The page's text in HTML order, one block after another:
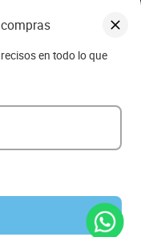
en todo lo que
publicadas en tienda. El
y diferencia de navegadores
Italika